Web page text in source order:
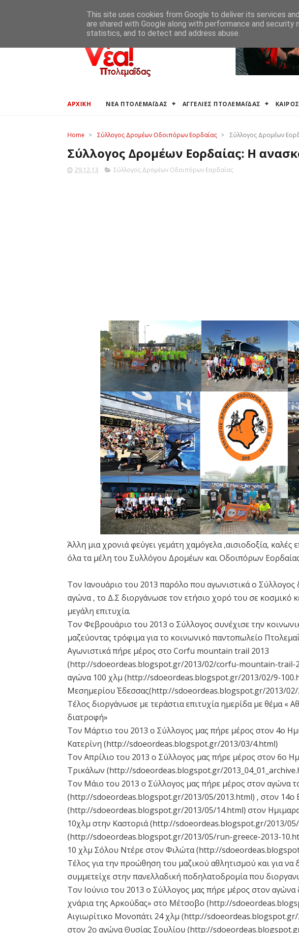
ΑΓΓΕΛΙΕΣ ΠΤΟΛΕΜΑΪΔΑΣ
ΑΡΧΙΚΗ ΝΕΑ ΠΤΟΛΕΜΑΪΔΑΣ ΑΓΓΕΛΙΕΣ ΠΤΟΛΕΜΑΪΔΑΣ
Home > Σύλλογος Δρομέων Οδοιπόρων Εορδαίας > Σύλλογος Δρομέων
Σύλλογος Δρομέων Εορδαίας: Η
29.12.13 Σύλλογος Δρομέων Οδοιπόρων Εορδαίας
Άλλη μια χρονιά φεύγει γεμάτη χαμόγελα ,αισιοδοξία, καλές
όλα τα μέλη του Συλλόγου Δρομέων και Οδοιπόρων
Τον Ιανουάριο του 2013 παρόλο που αγωνιστικά ο Σύλλογος
αγώνα , το Δ.Σ διοργάνωσε τον ετήσιο χορό του σε κοσμικό
μεγάλη επιτυχία.
Τον Φεβρουάριο του 2013 ο Σύλλογος συνέχισε την
μαζεύοντας τρόφιμα για το κοινωνικό παντοπωλείο
Αγωνιστικά πήρε μέρος στο Corfu mountain trail 2013
(http://sdoeordeas.blogspot.gr/2013/02/corfu-mountain-trail-
αγώνα 100 χλμ (http://sdoeordeas.blogspot.gr/2013/02/9-
Μεσημερίου Έδεσσας(http://sdoeordeas.blogspot.gr/2013/02/
Τέλος διοργάνωσε με τεράστια επιτυχία ημερίδα με θέμα «
διατροφή»
Τον Μάρτιο του 2013 ο Σύλλογος μας πήρε μέρος στον 4ο
Κατερίνη (http://sdoeordeas.blogspot.gr/2013/03/4.html)
Τον Απρίλιο του 2013 ο Σύλλογος μας πήρε μέρος στον 6ο
Τρικάλων (http://sdoeordeas.blogspot.gr/
Τον Μάιο του 2013 ο Σύλλογος μας πήρε μέρος στον αγώνα
(http://sdoeordeas.blogspot.gr/2013/05/2013.html) , στον 14ο
(http://sdoeordeas.blogspot.gr/2013/05/14.html) στον
10χλμ στην Καστοριά (http://sdoeordeas.blogspot.gr/2013/
(http://sdoeordeas.blogspot.gr/2013/05/run-greece-2013-
10 χλμ Σόλου Ντέρε στον Φιλώτα (http://
Τέλος για την προώθηση του μαζικού αθλητισμού και για να
συμμετείχε στην πανελλαδική ποδηλατοδρομία που
Τον Ιούνιο του 2013 ο Σύλλογος μας πήρε μέρος στον
χνάρια της Αρκούδας» στο Μέτσοβο (http://
Αιγιωρίτικο Μονοπάτι 24 χλμ (http://
στον 2ο αγώνα Θυσίας Σουλίου (http://
This site uses cookies from Google to deliver its services
are shared with Google along with performance and
statistics, and to detect and address abuse.